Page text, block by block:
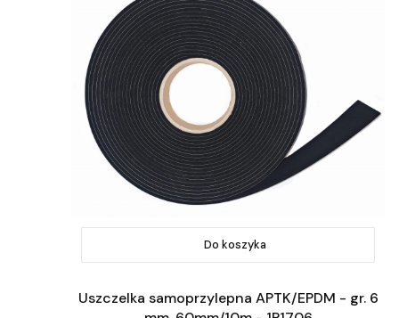
Do koszyka
Uszczelka samoprzylepna APTK/EPDM - gr. 6